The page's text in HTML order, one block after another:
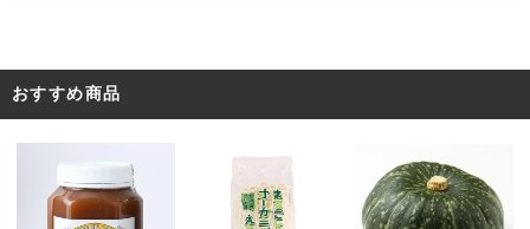
おすすめ商品